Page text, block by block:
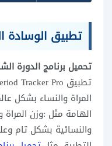
تطبيق الوسادة
تحميل برنامج الدورة
المراة والنساء بشكل
الهامة مثل :وزن
والنسائية بشكل تام